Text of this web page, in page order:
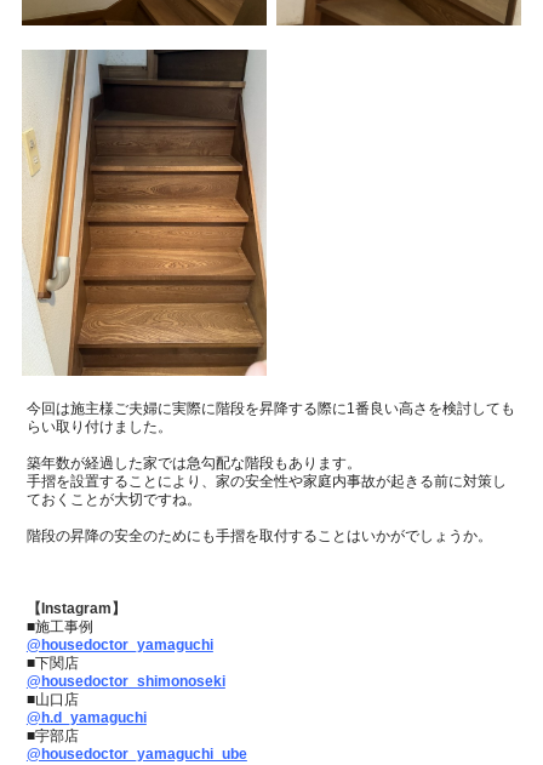
今回は施主様ご夫婦に実際に階段を昇降する際に1番良い高さを検討しても
らい取り付けました。
築年数が経過した家では急勾配な階段もあります。
手摺を設置することにより、家の安全性や家庭内事故が起きる前に対策し
ておくことが大切ですね。
階段の昇降の安全のためにも手摺を取付することはいかがでしょうか。
【Instagram】
■施工事例
@housedoctor_yamaguchi
■下関店
@housedoctor_shimonoseki
■山口店
@h.d_yamaguchi
■宇部店
@housedoctor_yamaguchi_ube